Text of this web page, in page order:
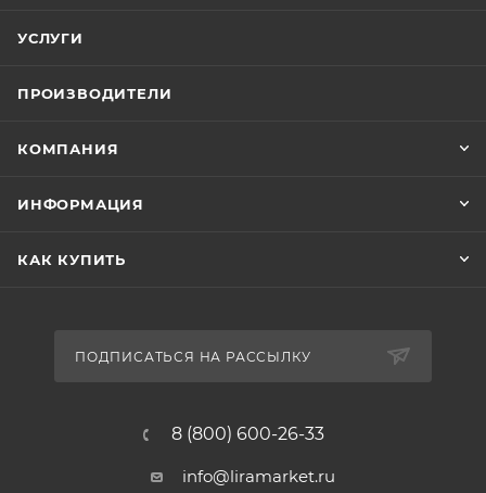
УСЛУГИ
ПРОИЗВОДИТЕЛИ
КОМПАНИЯ
ИНФОРМАЦИЯ
КАК КУПИТЬ
ПОДПИСАТЬСЯ НА РАССЫЛКУ
8 (800) 600-26-33
info@liramarket.ru